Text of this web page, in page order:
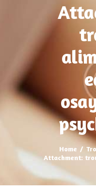
Home
Attachment:
PRENEZ UN